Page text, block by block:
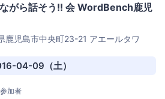
がら話そう!! 会 WordBench鹿児
鹿児島市中央町23-21 アエールタワ
04-09（土）
加者